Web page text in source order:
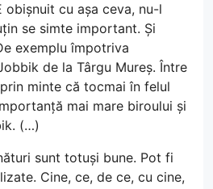
obișnuit cu așa ceva, nu-l
se simte important. Și
exemplu împotriva
de la Târgu Mureș. Între
minte că tocmai în felul
mai mare biroului și
(…)
sunt totuși bune. Pot fi
Cine, ce, de ce, cu cine,